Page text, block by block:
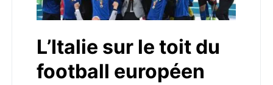
L’Italie sur le toit du
football européen